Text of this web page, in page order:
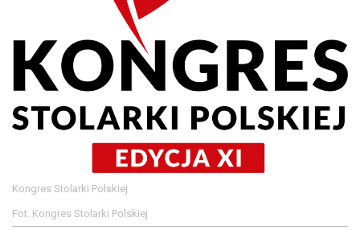
Kongres Stolarki Polskiej
Fot. Kongres Stolarki Polskiej